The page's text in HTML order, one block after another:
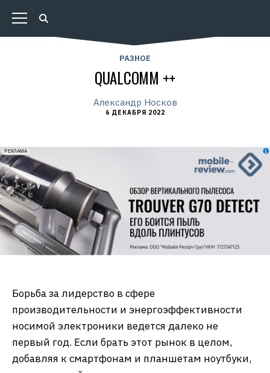
РАЗНОЕ
QUALCOMM ++
Александр Носков
6 ДЕКАБРЯ 2022
erid: 2VfnxxmNzs5
РЕКЛАМА
Борьба за лидерство в сфере
производительности и энергоэффективности
носимой электроники ведется далеко не
первый год. Если брать этот рынок в целом,
добавляя к смартфонам и планшетам ноутбуки,